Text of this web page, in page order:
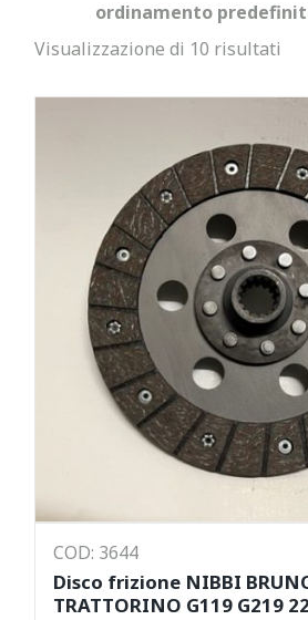
Visualizzazione di 10 risultati
COD: 3644
Disco frizione NIBBI
TRATTORINO G119 G219